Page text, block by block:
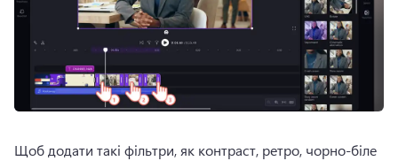
Щоб додати такі фільтри, як контраст, ретро, чорно-біле